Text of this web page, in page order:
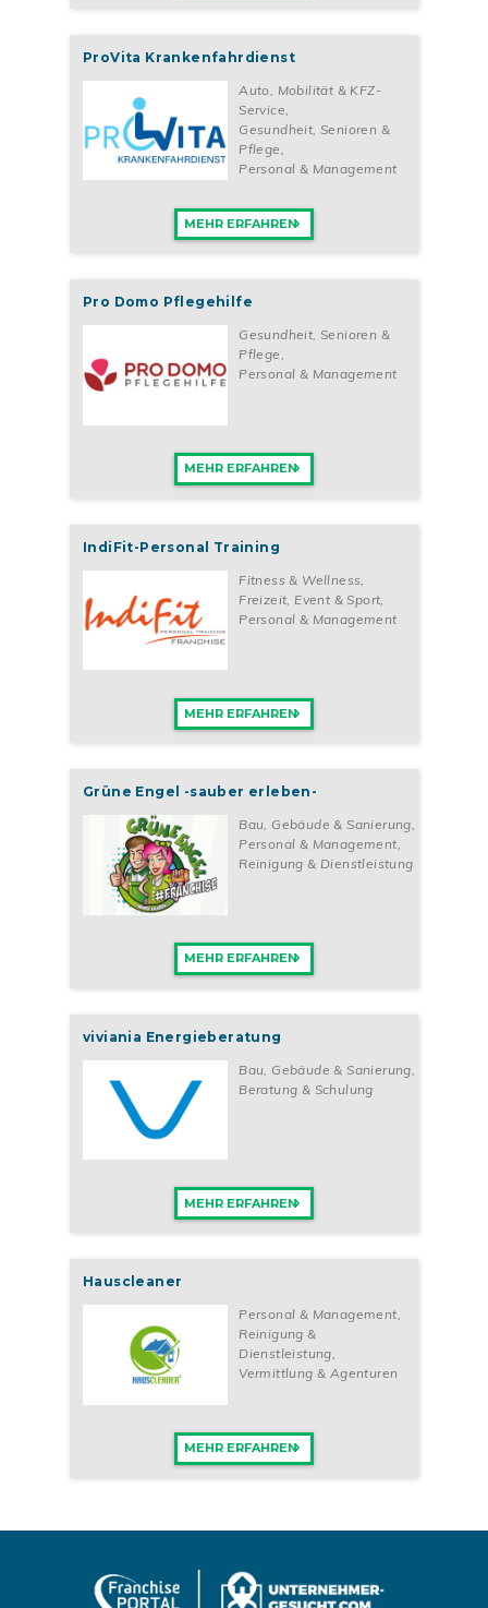
ProVita Krankenfahrdienst
Auto, Mobilität & KFZ-
Service
Gesundheit, Senioren &
Pflege
Personal & Management
MEHR ERFAHREN
Pro Domo Pflegehilfe
Gesundheit, Senioren &
Pflege,
Personal & Management
MEHR ERFAHREN
IndiFit-Personal Training
Fitness & Wellness
Freizeit, Event & Sport
Personal & Management
MEHR ERFAHREN
Grüne Engel -sauber erleben-
Bau, Gebäude & Sanierung,
Personal & Management,
Reinigung & Dienstleistung
MEHR ERFAHREN
viviania Energieberatung
Bau, Gebäude & Sanierung
Beratung & Schulung
MEHR ERFAHREN
Hauscleaner
Personal & Management,
Reinigung &
Dienstleistung,
Vermittlung & Agenturen
MEHR ERFAHREN